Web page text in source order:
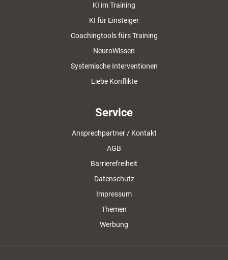
KI im Training
KI für Einsteiger
Coachingtools fürs Training
NeuroWissen
Systemische Interventionen
Liebe Konflikte
Service
Ansprechpartner / Kontakt
AGB
Barrierefreiheit
Datenschutz
Impressum
Themen
Werbung